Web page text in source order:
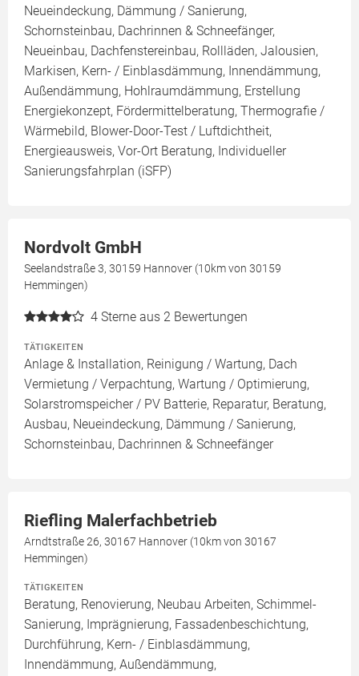
Neueindeckung, Dämmung / Sanierung,
Schornsteinbau, Dachrinnen & Schneefänger,
Neueinbau, Dachfenstereinbau, Rollläden, Jalousien,
Markisen, Kern- / Einblasdämmung, Innendämmung,
Außendämmung, Hohlraumdämmung, Erstellung
Energiekonzept, Fördermittelberatung, Thermografie /
Wärmebild, Blower-Door-Test / Luftdichtheit,
Energieausweis, Vor-Ort Beratung, Individueller
Sanierungsfahrplan (iSFP)
Nordvolt GmbH
Seelandstraße 3, 30159 Hannover (10km von 30159
Hemmingen)
4 Sterne aus 2 Bewertungen
TÄTIGKEITEN
Anlage & Installation, Reinigung / Wartung, Dach
Vermietung / Verpachtung, Wartung / Optimierung,
Solarstromspeicher / PV Batterie, Reparatur, Beratung,
Ausbau, Neueindeckung, Dämmung / Sanierung,
Schornsteinbau, Dachrinnen & Schneefänger
Riefling Malerfachbetrieb
Arndtstraße 26, 30167 Hannover (10km von 30167
Hemmingen)
TÄTIGKEITEN
Beratung, Renovierung, Neubau Arbeiten, Schimmel-
Sanierung, Imprägnierung, Fassadenbeschichtung,
Durchführung, Kern- / Einblasdämmung,
Innendämmung, Außendämmung,